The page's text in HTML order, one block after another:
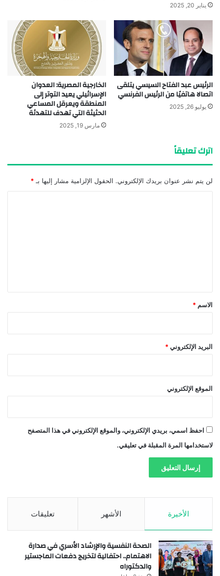
يناير 20, 2025
الرئيس عبد الفتاح السيسي يتلقى
اتصالا هاتفيًا من الرئيس الفرنسي
يوليو 26, 2025
الخارجية المصرية: العدوان
الإسرائيلي يعيد التوتر إلى
المنطقة ويعرقل المساعي
الحثيثة التي تهدف للتهدئة
مارس 19, 2025
اترك تعليقاً
لن يتم نشر عنوان بريدك الإلكتروني. الحقول الإلزامية مشار إليها بـ *
*
الاسم *
البريد الإلكتروني *
الموقع الإلكتروني
احفظ اسمي، بريدي الإلكتروني، والموقع الإلكتروني في هذا المتصفح
لاستخدامها المرة المقبلة في تعليقي.
الأخيرة الأشهر تعليقات
الصحة النفسية والإرشاد الأسري في صدارة
الاهتمام.. احتفالية لتخريج دفعات الماجستير
والدكتوراه